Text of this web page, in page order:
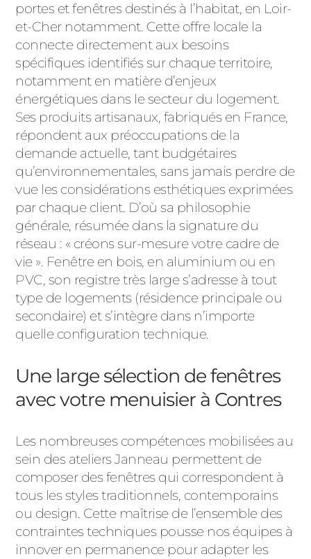
portes et fenêtres destinés à l’habitat, en Loir-
et-Cher notamment. Cette offre locale la
connecte directement aux besoins
spécifiques identifiés sur chaque territoire,
notamment en matière d’enjeux
énergétiques dans le secteur du logement.
Ses produits artisanaux, fabriqués en France,
répondent aux préoccupations de la
demande actuelle, tant budgétaires
qu’environnementales, sans jamais perdre de
vue les considérations esthétiques exprimées
par chaque client. D’où sa philosophie
générale, résumée dans la signature du
réseau : « créons sur-mesure votre cadre de
vie ». Fenêtre en bois, en aluminium ou en
PVC, son registre très large s’adresse à tout
type de logements (résidence principale ou
secondaire) et s’intègre dans n’importe
quelle configuration technique.
Une large sélection de fenêtres
avec votre menuisier à Contres
Les nombreuses compétences mobilisées au
sein des ateliers Janneau permettent de
composer des fenêtres qui correspondent à
tous les styles traditionnels, contemporains
ou design. Cette maîtrise de l’ensemble des
contraintes techniques pousse nos équipes à
innover en permanence pour adapter les
ACIER